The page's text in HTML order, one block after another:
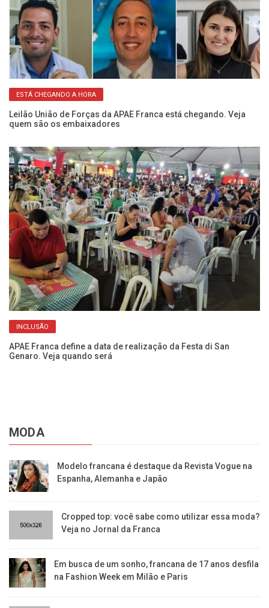
ESTÁ CHEGANDO A HORA
Leilão União de Forças da APAE Franca está chegando. Veja
quem são os embaixadores
INCLUSÃO
APAE Franca define a data de realização da Festa di San
Genaro. Veja quando será
MODA
Modelo francana é destaque da Revista Vogue na
Espanha, Alemanha e Japão
Cropped top: você sabe como utilizar essa moda?
Veja no Jornal da Franca
Em busca de um sonho, francana de 17 anos desfila
na Fashion Week em Milão e Paris